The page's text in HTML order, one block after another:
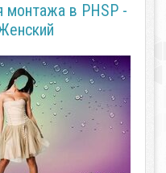
монтажа в PHSP -